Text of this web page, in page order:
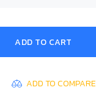
ADD TO CART
ADD TO COMPARE